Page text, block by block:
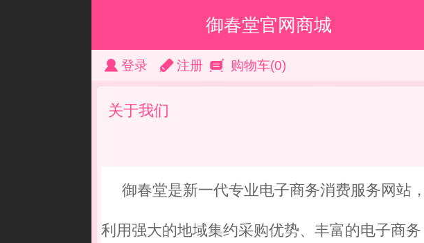
御春堂官网商城
登录 注册 购物车(0)
关于我们
御春堂是新一代专业电子商务消费服务网站
利用强大的地域集约采购优势、丰富的电子商务